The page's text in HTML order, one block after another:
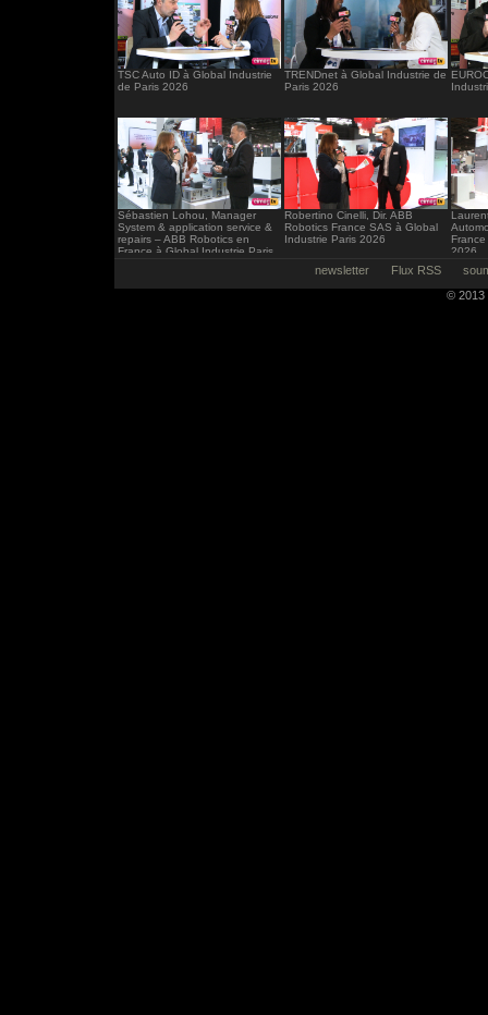
TSC Auto ID à Global Industrie
de Paris 2026
TRENDnet à Global Industrie de
Paris 2026
Sébastien Lohou, Manager
System & application service &
repairs – ABB Robotics en
France à Global Industrie Paris
Robertino Cinelli, Dir. ABB
Robotics France SAS à Global
Industrie Paris 2026
2026
newsletter Flux RSS
© 2013